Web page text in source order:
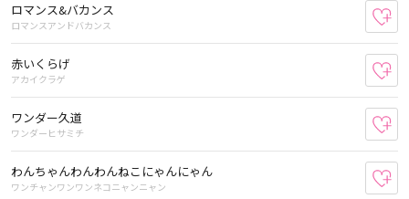
ロマンス&バカンス
ロマンスアンドバカンス
赤いくらげ
アカイクラゲ
ワンダー久道
ワンダーヒサミチ
わんちゃんわんわんねこにゃんにゃん
ワンチャンワンワンネコニャンニャン